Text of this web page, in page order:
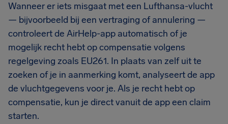
Wanneer er iets misgaat met een Lufthansa-vlucht
— bijvoorbeeld bij een vertraging of annulering —
controleert de AirHelp-app automatisch of je
mogelijk recht hebt op compensatie volgens
regelgeving zoals EU261. In plaats van zelf uit te
zoeken of je in aanmerking komt, analyseert de app
de vluchtgegevens voor je. Als je recht hebt op
compensatie, kun je direct vanuit de app een claim
starten.